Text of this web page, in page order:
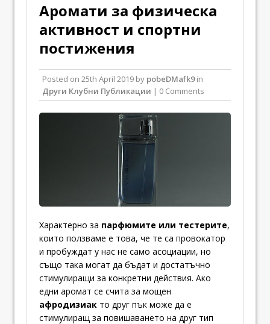
Аромати за физическа
активност и спортни
постижения
Posted on 25th April 2019 by pobeDMafk9in
Други Клубни Публикации | 0 Comments
Характерно за парфюмите или тестерите,
които ползваме е това, че те са провокатор
и пробуждат у нас не само асоциации, но
също така могат да бъдат и достатъчно
стимулиращи за конкретни действия. Ако
едни аромат се счита за мощен
афродизиак то друг пък може да е
стимулиращ за повишаването на друг тип